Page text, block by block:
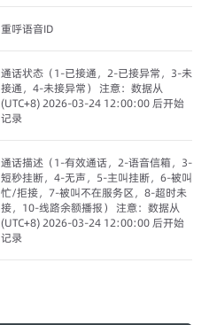
重呼语音ID
通话状态（1-已接通，2-已接异常，3-未
接通，4-未接异常） 注意：数据从
(UTC+8) 2026-03-24 12:00:00 后开始
记录
通话描述（1-有效通话，2-语音信箱，3-
短秒挂断，4-无声，5-主叫挂断，6-被叫
忙/拒接，7-被叫不在服务区，8-超时未
接，10-线路余额播报） 注意：数据从
(UTC+8) 2026-03-24 12:00:00 后开始
记录